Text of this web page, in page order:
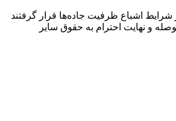
شرایط اشباع ظرفیت جاده‌ها قرار گرفتند
و نهایت احترام به حقوق سایر